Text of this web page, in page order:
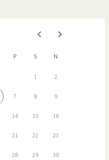
P S N
1 2
7 8 9
14 15 16
21 22 23
28 29 30